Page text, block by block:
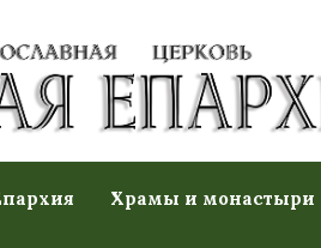
Храмы и монастыри